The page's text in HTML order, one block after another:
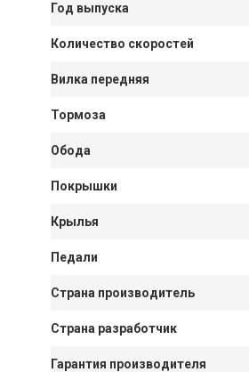
Год выпуска
Количество скоростей
Вилка передняя
Тормоза
Обода
Покрышки
Крылья
Педали
Страна производитель
Страна разработчик
Гарантия производителя